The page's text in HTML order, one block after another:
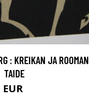
: KREIKAN JA ROOMAN
TAIDE
EUR